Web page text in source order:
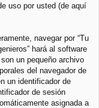
uso por usted (de aquí
navegar por “Tu
hará al software
un pequeño archivo
del navegador de
un identificador de
de sesión
asignada a